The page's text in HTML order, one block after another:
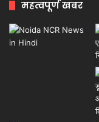
महत्वपूर्ण खबर